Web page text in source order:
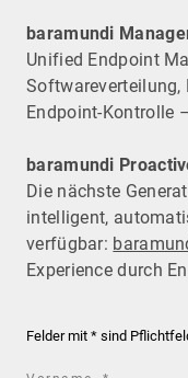
baramundi
Unified Endpoint
Software­verteilung,
Endpoint-Kontrolle
baramundi
Die nächste
intelligent,
verfügbar:
Experience durch
Felder mit * sind